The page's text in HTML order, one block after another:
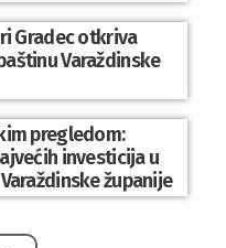
Gradec otkriva
Varaždinske
pregledom:
investicija u
županije